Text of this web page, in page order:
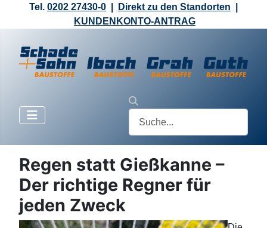
Tel. 0202 27430-0 Direkt zu den Standorten
KUNDENKONTO-ANTRAG
Regen statt Gießkanne –
Der richtige Regner für
jeden Zweck